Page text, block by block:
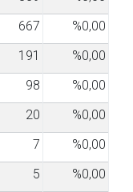
667
%0,00
191
%0,00
98
%0,00
20
%0,00
7
%0,00
5
%0,00